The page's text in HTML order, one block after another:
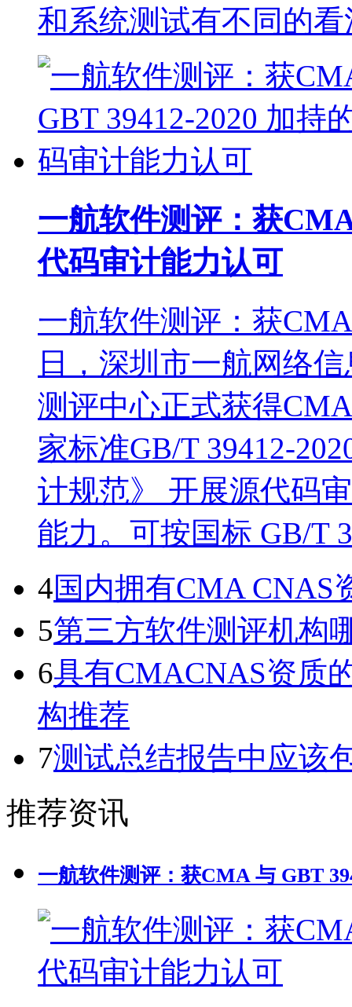
和系统测试有不同的看
一航软件测评：获
代码审计能力认可
一航软件测评：获
日，深圳市一航网络
测评中心正式获得
家标准GB/T 39412-
计规范》 开展源代码
能力。可按国标 GB/T
4国内拥有CMA CNAS
5第三方软件测评机构
6具有CMACNAS资质
构推荐
7测试总结报告中应该
推荐资讯
一航软件测评：获CMA 与 GBT